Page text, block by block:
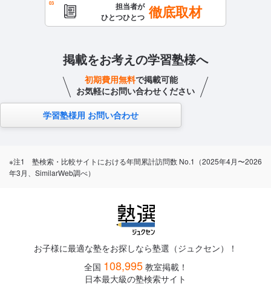
担当者が
ひとつひとつ 徹底取材
掲載をお考えの学習塾様へ
初期費用無料で掲載可能
お気軽にお問い合わせください
学習塾様用 お問い合わせ
※注1 塾検索・比較サイトにおける年間累計訪問数 No.1（2025年4月〜2026
年3月、SimilarWeb調べ）
お子様に最適な塾をお探しなら塾選（ジュクセン）！
全国 108,995 教室掲載！
日本最大級の塾検索サイト